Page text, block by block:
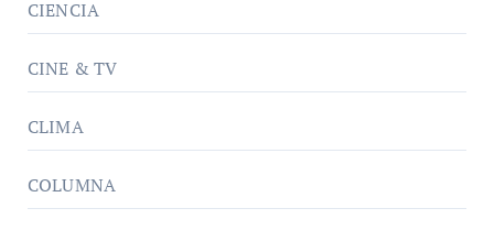
CIENCIA
CINE & TV
CLIMA
COLUMNA